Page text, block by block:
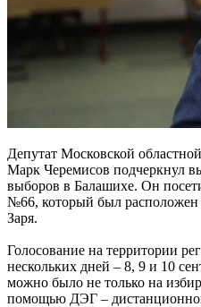
Депутат Московской
Марк Черемисов подчеркнул
выборов в Балашихе. Он
№66, который был
Заря.
Голосование на территории
нескольких дней – 8, 9 и 10
можно было не только на
помощью ДЭГ –